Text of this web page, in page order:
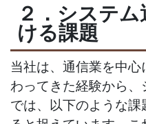
２．システ
ける課題
当社は、通信業を中
わってきた経験から
では、以下のような